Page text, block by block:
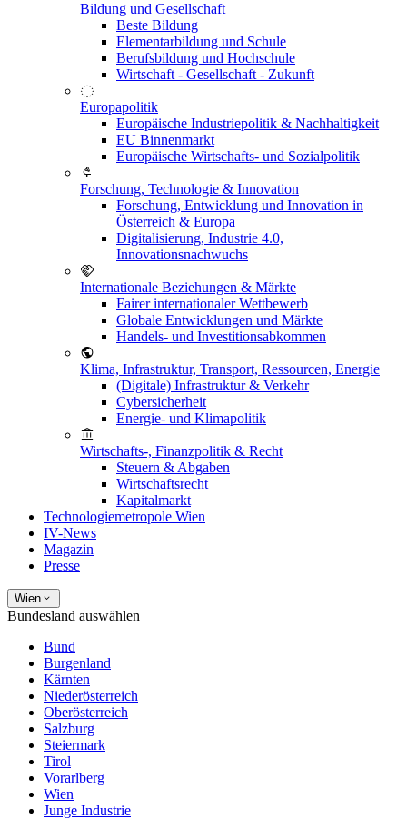
Bildung und Gesellschaft
Beste Bildung
Elementarbildung und Schule
Berufsbildung und Hochschule
Wirtschaft - Gesellschaft - Zukunft
Europapolitik
Europäische Industriepolitik & Nachhaltigkeit
EU Binnenmarkt
Europäische Wirtschafts- und Sozialpolitik
Forschung, Technologie & Innovation
Forschung, Entwicklung und Innovation in
Österreich & Europa
Digitalisierung, Industrie 4.0,
Innovationsnachwuchs
Internationale Beziehungen & Märkte
Fairer internationaler Wettbewerb
Globale Entwicklungen und Märkte
Handels- und Investitionsabkommen
Klima, Infrastruktur, Transport, Ressourcen, Energie
(Digitale) Infrastruktur & Verkehr
Cybersicherheit
Energie- und Klimapolitik
Wirtschafts-, Finanzpolitik & Recht
Steuern & Abgaben
Wirtschaftsrecht
Kapitalmarkt
Technologiemetropole Wien
IV-News
Magazin
Presse
Wien
Bundesland auswählen
Bund
Burgenland
Kärnten
Niederösterreich
Oberösterreich
Salzburg
Steiermark
Tirol
Vorarlberg
Wien
Junge Industrie